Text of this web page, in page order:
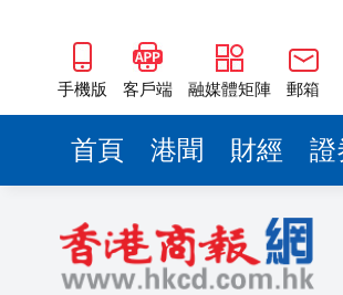
手機版 客戶端 融媒體矩陣 郵箱
首頁 港聞 財經 證